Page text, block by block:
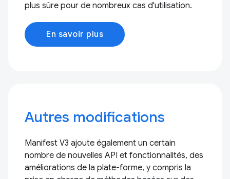
plus sûre pour de nombreux cas d'utilisation.
En savoir plus
Autres modifications
Manifest V3 ajoute également un certain
nombre de nouvelles API et fonctionnalités, des
améliorations de la plate-forme, y compris la